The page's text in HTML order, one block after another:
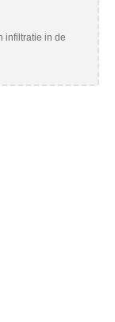
infiltratie in de